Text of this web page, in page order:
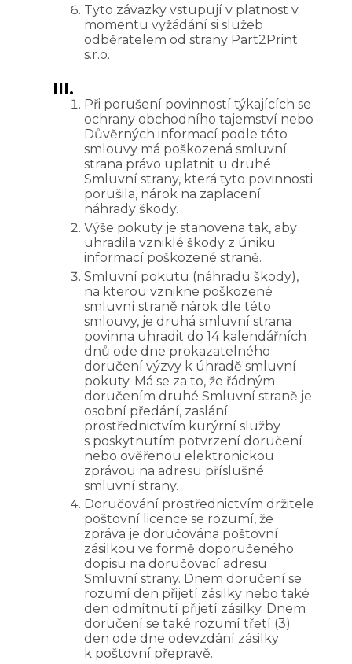
Tyto závazky vstupují v platnost v
momentu vyžádání si služeb
odběratelem od strany Part2Print
s.r.o.
III.
Při porušení povinností týkajících se
ochrany obchodního tajemství nebo
Důvěrných informací podle této
smlouvy má poškozená smluvní
strana právo uplatnit u druhé
Smluvní strany, která tyto povinnosti
porušila, nárok na zaplacení
náhrady škody.
Výše pokuty je stanovena tak, aby
uhradila vzniklé škody z úniku
informací poškozené straně.
Smluvní pokutu (náhradu škody),
na kterou vznikne poškozené
smluvní straně nárok dle této
smlouvy, je druhá smluvní strana
povinna uhradit do 14 kalendářních
dnů ode dne prokazatelného
doručení výzvy k úhradě smluvní
pokuty. Má se za to, že řádným
doručením druhé Smluvní straně je
osobní předání, zaslání
prostřednictvím kurýrní služby
s poskytnutím potvrzení doručení
nebo ověřenou elektronickou
zprávou na adresu příslušné
smluvní strany.
Doručování prostřednictvím držitele
poštovní licence se rozumí, že
zpráva je doručována poštovní
zásilkou ve formě doporučeného
dopisu na doručovací adresu
Smluvní strany. Dnem doručení se
rozumí den přijetí zásilky nebo také
den odmítnutí přijetí zásilky. Dnem
doručení se také rozumí třetí (3)
den ode dne odevzdání zásilky
k poštovní přepravě.